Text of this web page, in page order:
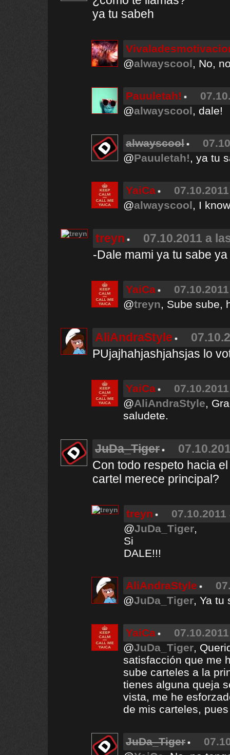
ya tu sabeh
@alwayscool, No,
Pauuletah!
@alwayscool, dale!
alwayscool
@Pauuletah!, ya tu
YaiCa
@alwayscool, I
treyn
07.10.2011 a
-Dale mami ya tu sabe
YaiCa
@treyn, Sube sube,
AliAndraStyle
PUjajhahjashjahsjas lo
YaiCa
@AliAndraStyle,
saludete.
JuDa_Tiger
Con todo respeto hacia
cartel merece principal?
treyn
@JuDa_Tiger,
Si
DALE!!!
AliAndraStyle
@JuDa_Tiger, Ya tu
YaiCa
@JuDa_Tiger,
satisfacción que me
sube carteles a la
tienes alguna queja
vista, me he
de mis carteles,
JuDa_Tiger